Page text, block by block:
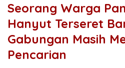
Seorang Warga
Hanyut Terseret
Gabungan Masih
Pencarian